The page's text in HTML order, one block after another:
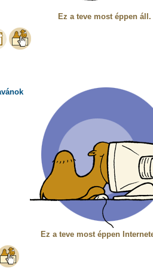
Ez a teve most éppen áll.
Ez a teve most éppen